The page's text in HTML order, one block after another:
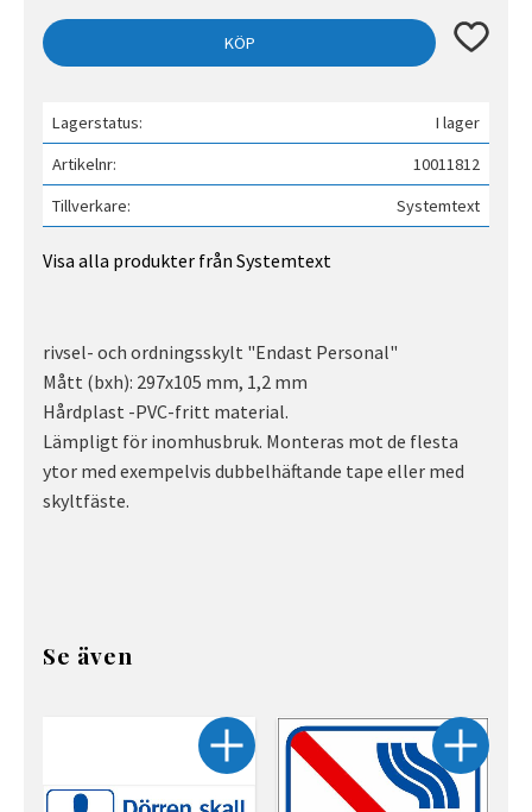
KÖP Lägg till
Lagerstatus
I lager
Artikelnr
10011812
Tillverkare
Systemtext
Visa alla produkter från Systemtext
rivsel- och ordningsskylt "Endast Personal"
Mått (bxh): 297x105 mm, 1,2 mm
Hårdplast -PVC-fritt material.
Lämpligt för inomhusbruk. Monteras mot de flesta
ytor med exempelvis dubbelhäftande tape eller med
skyltfäste.
Se även